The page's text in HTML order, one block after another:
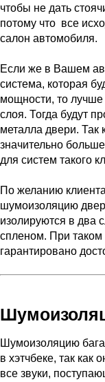
чтобы не дать
потому что все
салон автомобиля.
Если же в Вашем
система, которая
мощности, то
слоя. Тогда будут
металла двери. Так
значительно
для систем такого
По желанию
шумоизоляцию
изолируются в два
спленом. При
гарантировано
Шумоизоляцию
в хэтчбеке, так как
все звуки,